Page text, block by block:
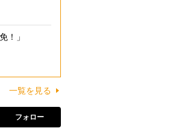
！」
一覧を見る
フォロー